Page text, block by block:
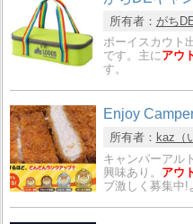
所有者： がち
ボーイスカウト
です。主にアウ
す。
Enjoy
所有者： kaz（
キャンパーアル
興味あり。 アウ
ブ激しく募集中!